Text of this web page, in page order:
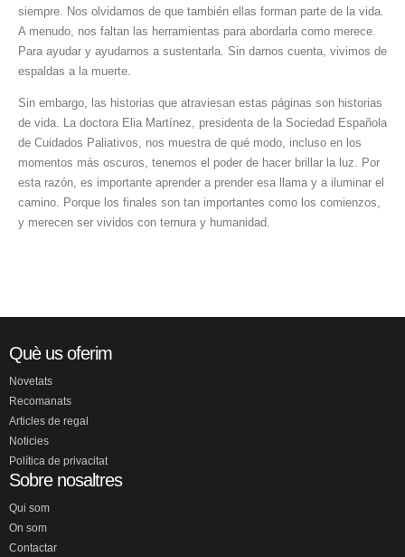
siempre. Nos olvidamos de que también ellas forman parte de la vida.
A menudo, nos faltan las herramientas para abordarla como merece.
Para ayudar y ayudarnos a sustentarla. Sin darnos cuenta, vivimos de
espaldas a la muerte.
Sin embargo, las historias que atraviesan estas páginas son historias
de vida. La doctora Elia Martínez, presidenta de la Sociedad Española
de Cuidados Paliativos, nos muestra de qué modo, incluso en los
momentos más oscuros, tenemos el poder de hacer brillar la luz. Por
esta razón, es importante aprender a prender esa llama y a iluminar el
camino. Porque los finales son tan importantes como los comienzos,
y merecen ser vividos con ternura y humanidad.
Què us oferim
Novetats
Recomanats
Articles de regal
Noticies
Política de privacitat
Sobre nosaltres
Qui som
On som
Contactar